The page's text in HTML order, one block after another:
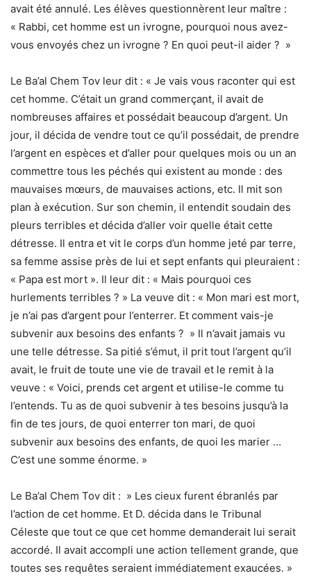
avait été annulé. Les élèves questionnèrent leur maître :
« Rabbi, cet homme est un ivrogne, pourquoi nous avez-
vous envoyés chez un ivrogne ? En quoi peut-il aider ? »
Le Ba’al Chem Tov leur dit : « Je vais vous raconter qui est
cet homme. C’était un grand commerçant, il avait de
nombreuses affaires et possédait beaucoup d’argent. Un
jour, il décida de vendre tout ce qu’il possédait, de prendre
l’argent en espèces et d’aller pour quelques mois ou un an
commettre tous les péchés qui existent au monde : des
mauvaises mœurs, de mauvaises actions, etc. Il mit son
plan à exécution. Sur son chemin, il entendit soudain des
pleurs terribles et décida d’aller voir quelle était cette
détresse. Il entra et vit le corps d’un homme jeté par terre,
sa femme assise près de lui et sept enfants qui pleuraient :
« Papa est mort ». Il leur dit : « Mais pourquoi ces
hurlements terribles ? » La veuve dit : « Mon mari est mort,
je n’ai pas d’argent pour l’enterrer. Et comment vais-je
subvenir aux besoins des enfants ? » Il n’avait jamais vu
une telle détresse. Sa pitié s’émut, il prit tout l’argent qu’il
avait, le fruit de toute une vie de travail et le remit à la
veuve : « Voici, prends cet argent et utilise-le comme tu
l’entends. Tu as de quoi subvenir à tes besoins jusqu’à la
fin de tes jours, de quoi enterrer ton mari, de quoi
subvenir aux besoins des enfants, de quoi les marier …
C’est une somme énorme. »
Le Ba’al Chem Tov dit : » Les cieux furent ébranlés par
l’action de cet homme. Et D. décida dans le Tribunal
Céleste que tout ce que cet homme demanderait lui serait
accordé. Il avait accompli une action tellement grande, que
toutes ses requêtes seraient immédiatement exaucées. »